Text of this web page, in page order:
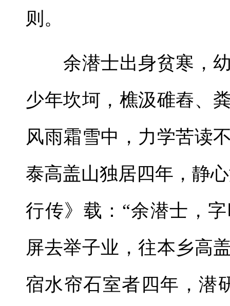
则。
余潜士出身贫寒，幼
少年坎坷，樵汲碓舂、
风雨霜雪中，力学苦读
泰高盖山独居四年，静
行传》载：“余潜士，
屏去举子业，往本乡高
宿水帘石室者四年，潜